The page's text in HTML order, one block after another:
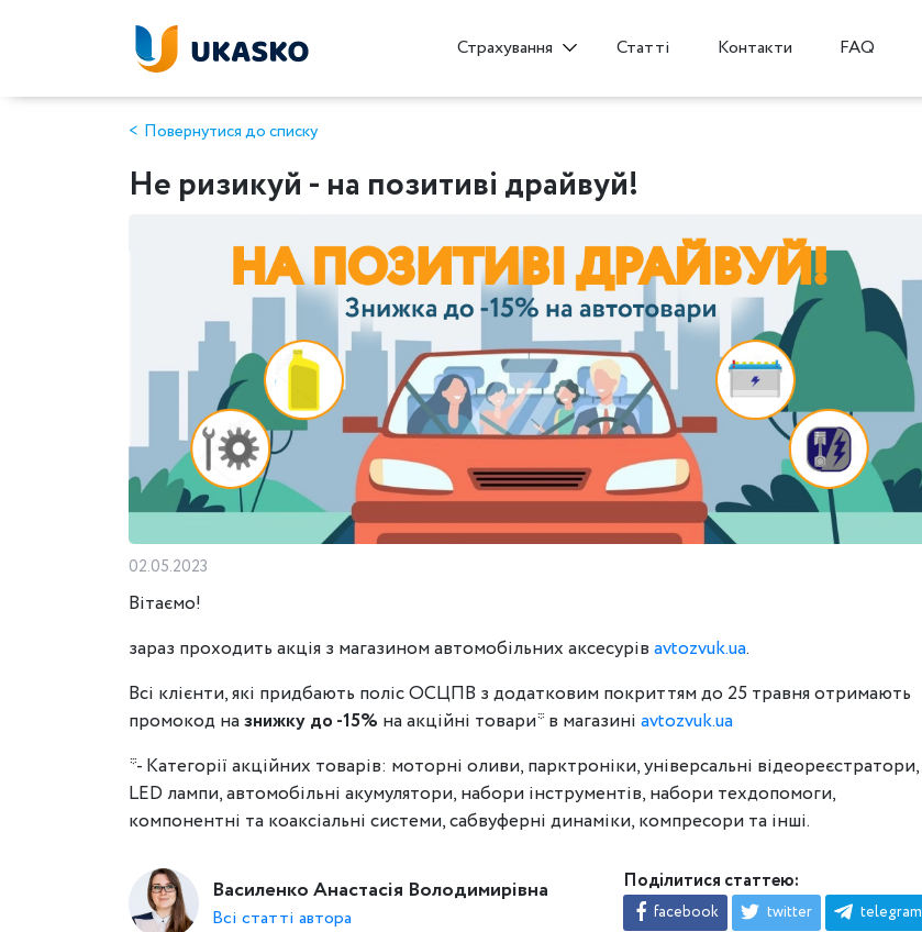
Страхування Статті Контакти FAQ
Повернутися до списку
Не ризикуй - на позитиві драйвуй!
02.05.2023
Вітаємо!
зараз проходить акція з магазином автомобільних аксесурів avtozvuk.ua.
Всі клієнти, які придбають поліс ОСЦПВ з додатковим покриттям до 25 травня отримають
промокод назнижку до -15% на акційні товари* в магазині avtozvuk.ua
*- Категорії акційних товарів: моторні оливи, парктроніки, універсальні відеореєстратори,
LED лампи, автомобільні акумулятори, набори інструментів, набори техдопомоги,
компонентні та коаксіальні системи, сабвуферні динаміки, компресори та інші.
Василенко Анастасія Володимирівна
Всі статті автора
Поділитися статтею:
facebook twitter telegram